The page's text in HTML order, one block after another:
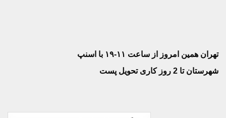
تهران همین امروز از ساعت ۱۱-۱۹ با اسنپ
شهرستان تا 2 روز کاری تحویل پست